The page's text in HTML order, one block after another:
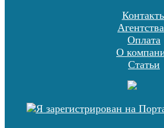
Оплата
О
Статьи